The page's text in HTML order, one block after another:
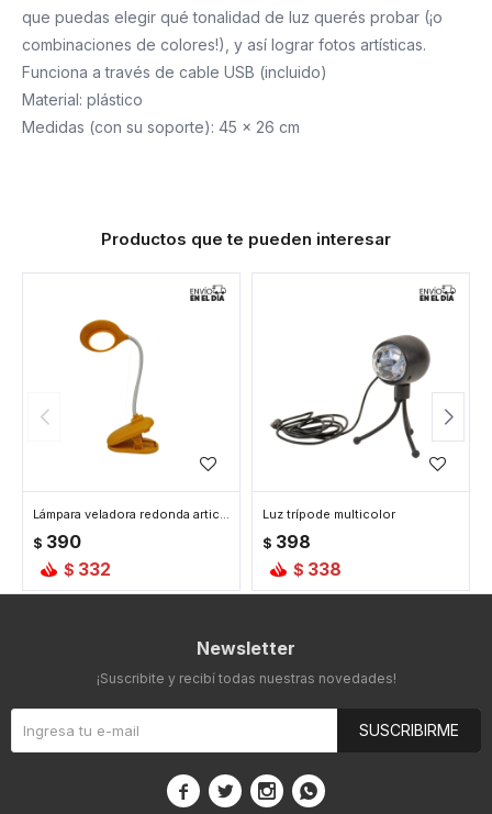
que puedas elegir qué tonalidad de luz querés probar (¡o
combinaciones de colores!), y así lograr fotos artísticas.
Funciona a través de cable USB (incluido)
Material: plástico
Medidas (con su soporte): 45 x 26 cm
Productos que te pueden interesar
Lámpara veladora redonda articulada con base pinza - Amarilla
$ 390
$ 332
Luz trípode multicolor
$ 398
$ 338
Newsletter
¡Suscribite y recibí todas nuestras novedades!
SUSCRIBIRME
   